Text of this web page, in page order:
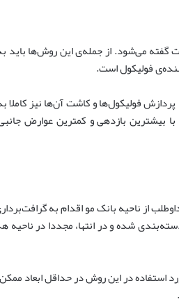
گفته می‌شود. از جمله‌ی این روش‌ها
فولیکول‌ها و کاشت آن‌ها نیز کاملا
بیشترین بازدهی و کمترین عوارض
از ناحیه بانک مو اقدام به
شده و در انتها، مجددا در ناحیه
استفاده در این روش در حداقل ابعاد